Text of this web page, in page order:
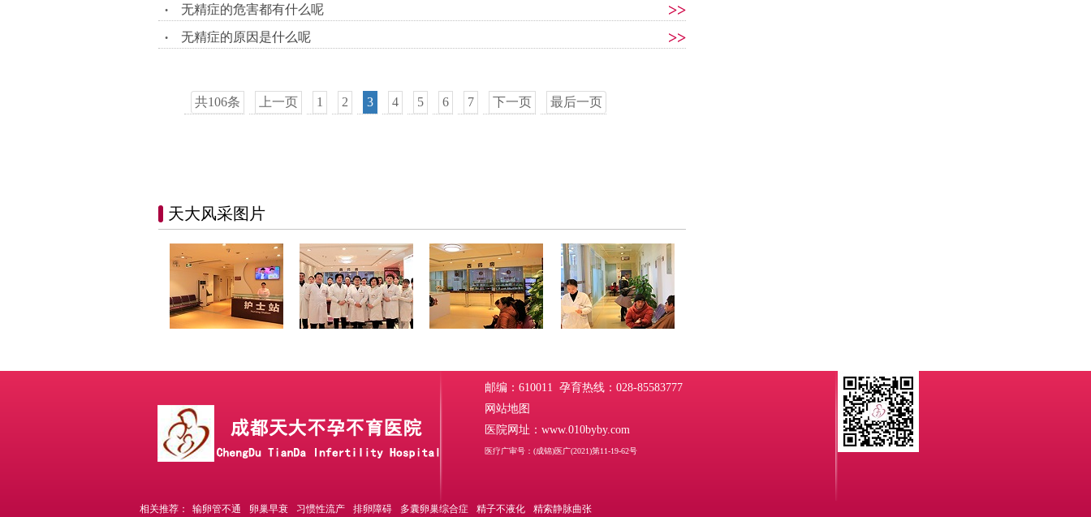
• 无精症的危害都有什么呢 >>
• 无精症的原因是什么呢 >>
共106条 上一页 1 2 3 4 5 6 7 下一页 最后一页
天大风采图片
邮编：610011 孕育热线：028-85583777
网站地图
医院网址：www.010byby.com
医疗广审号：(成锦)医广(2021)第11-19-62号
相关推荐： 输卵管不通 卵巢早衰 习惯性流产 排卵障碍 多囊卵巢综合症 精子不液化 精索静脉曲张